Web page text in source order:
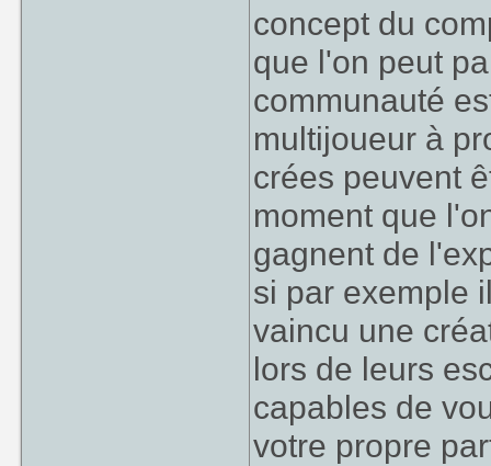
concept du
que l'on peut
communauté
multijoueur à
crées peuvent
moment que
gagnent de
si par exemple
vaincu une
lors de leurs
capables de
votre propre